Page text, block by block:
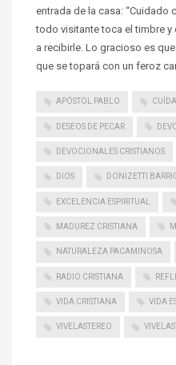
entrada de la casa: “Cuidado
todo visitante toca el timbre y
a recibirle. Lo gracioso es
que se topará con un feroz
APÓSTOL PABLO
DESEOS DE PECAR
DEVOCIONALES CRISTIANOS
DIOS DONIZETTI
EXCELENCIA ESPIRITUAL
MADUREZ CRISTIANA
NATURALEZA PACAMINOSA
RADIO CRISTIANA
VIDA CRISTIANA VIDA
VIVELASTEREO